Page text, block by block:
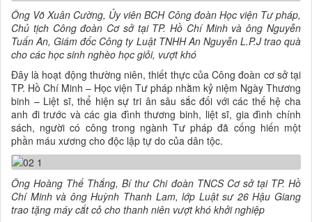
Ông Võ Xuân Cường, Ủy viên BCH Công đoàn Học viện Tư pháp,
Chủ tịch Công đoàn Cơ sở tại TP. Hồ Chí Minh và ông Nguyễn
Tuấn An, Giám đốc Công ty Luật TNHH An Nguyễn L.P.J trao quà
cho các học sinh nghèo học giỏi, vượt khó
Đây là hoạt động thường niên, thiết thực của Công đoàn cơ sở tại
TP. Hồ Chí Minh – Học viện Tư pháp nhằm kỷ niệm Ngày Thương
binh – Liệt sĩ, thể hiện sự tri ân sâu sắc đối với các thế hệ cha
anh đi trước và các gia đình thương binh, liệt sĩ, gia đình chính
sách, người có công trong ngành Tư pháp đã cống hiến một
phần máu xương cho độc lập tự do của dân tộc.
Ông Hoàng Thế Thắng, Bí thư Chi đoàn TNCS Cơ sở tại TP. Hồ
Chí Minh và ông Huỳnh Thanh Lam, lớp Luật sư 26 Hậu Giang
trao tặng máy cắt cỏ cho thanh niên vượt khó khởi nghiệp